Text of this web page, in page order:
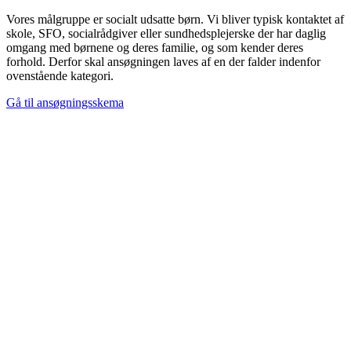
Vores målgruppe er socialt udsatte børn. Vi bliver typisk kontaktet af
skole, SFO, socialrådgiver eller sundhedsplejerske der har daglig
omgang med børnene og deres familie, og som kender deres
forhold. Derfor skal ansøgningen laves af en der falder indenfor
ovenstående kategori.
Gå til ansøgningsskema